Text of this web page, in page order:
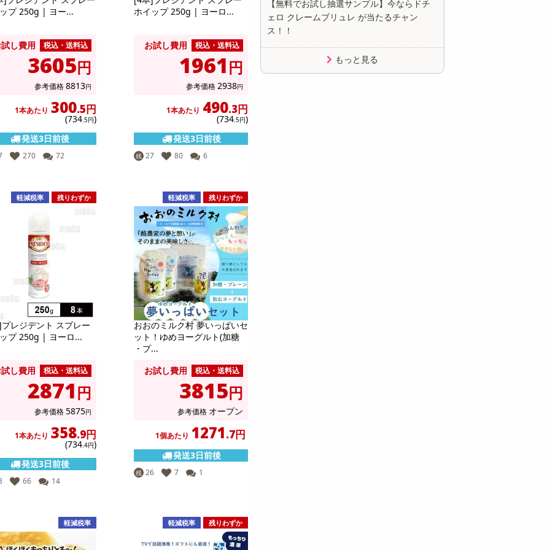
プ 250g | ヨー...
し費用 税込・送料込
3605円
参考価格8813円
1本あたり 300.5円
(734.5円)
発送3日前後
270 72
ホイップ 250g | ヨーロ...
お試し費用 税込・送料込
1961円
参考価格2938円
1本あたり 490.3円
(734.5円)
発送3日前後
残 27 80 6
軽減税率 残りわずか
レジデント スプレー
プ 250g | ヨーロ...
し費用 税込・送料込
2871円
参考価格5875円
1本あたり 358.9円
(734.4円)
発送3日前後
66 14
軽減税率 残りわずか
おおのミルク村 夢いっぱいセ
ット！ゆめヨーグルト(加糖
・プ...
お試し費用
税込・送料込
3815円
参考価格 オープン
1個あたり 1271.7円
発送3日前後
残 26 7 1
軽減税率 軽減税率 残りわずか
【無料でお試し抽選サンプル】今ならドチ
ェロ クレームブリュレ が当たるチャン
ス！！
もっと見る